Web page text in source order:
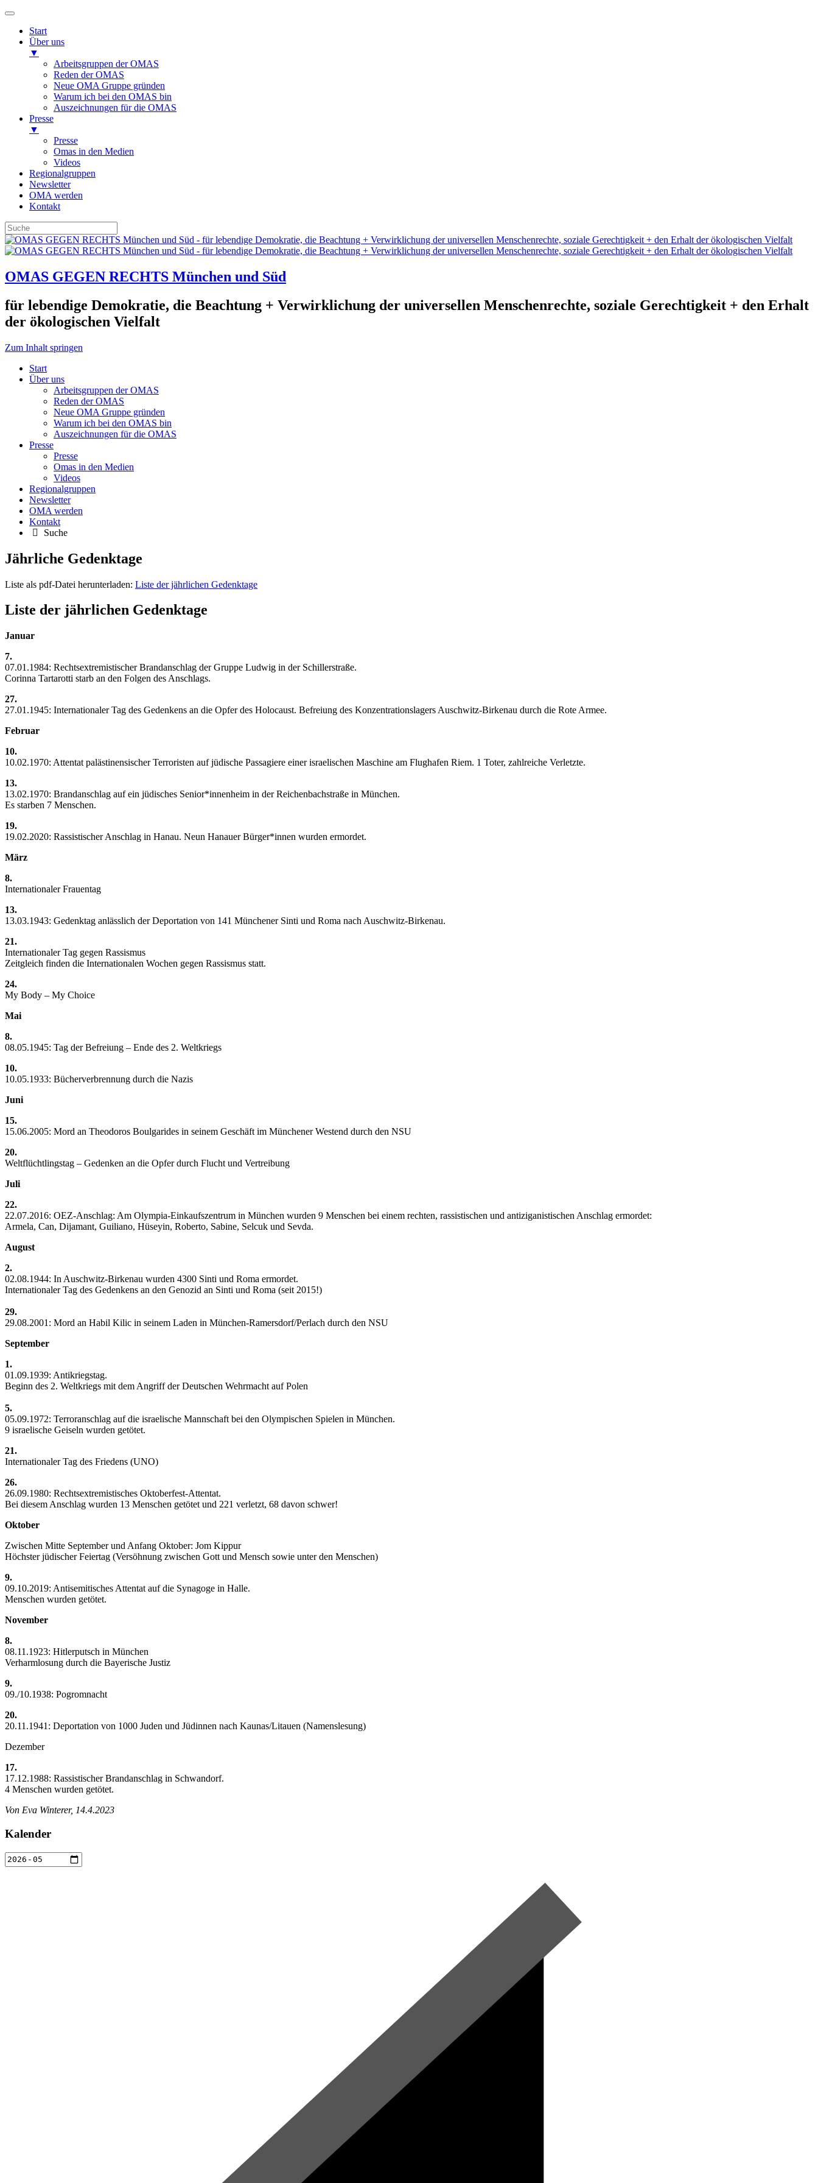
Start
Über uns
▼
Arbeitsgruppen der OMAS
Reden der OMAS
Neue OMA Gruppe gründen
Warum ich bei den OMAS bin
Auszeichnungen für die OMAS
Presse
▼
Presse
Omas in den Medien
Videos
Regionalgruppen
Newsletter
OMA werden
Kontakt
OMAS GEGEN RECHTS München und Süd
für lebendige Demokratie, die Beachtung + Verwirklichung der universellen Menschenrechte, soziale Gerechtigkeit + den Erhalt
der ökologischen Vielfalt
Zum Inhalt springen
Start
Über uns
Arbeitsgruppen der OMAS
Reden der OMAS
Neue OMA Gruppe gründen
Warum ich bei den OMAS bin
Auszeichnungen für die OMAS
Presse
Presse
Omas in den Medien
Videos
Regionalgruppen
Newsletter
OMA werden
Kontakt
Suche
Jährliche Gedenktage
Liste als pdf-Datei herunterladen: Liste der jährlichen Gedenktage
Liste der jährlichen Gedenktage
Januar
7.
07.01.1984: Rechtsextremistischer Brandanschlag der Gruppe Ludwig in der Schillerstraße.
Corinna Tartarotti starb an den Folgen des Anschlags.
27.
27.01.1945: Internationaler Tag des Gedenkens an die Opfer des Holocaust. Befreiung des Konzentrationslagers Auschwitz-Birkenau durch die Rote Armee.
Februar
10.
10.02.1970: Attentat palästinensischer Terroristen auf jüdische Passagiere einer israelischen Maschine am Flughafen Riem. 1 Toter, zahlreiche Verletzte.
13.
13.02.1970: Brandanschlag auf ein jüdisches Senior*innenheim in der Reichenbachstraße in München.
Es starben 7 Menschen.
19.
19.02.2020: Rassistischer Anschlag in Hanau. Neun Hanauer Bürger*innen wurden ermordet.
März
8.
Internationaler Frauentag
13.
13.03.1943: Gedenktag anlässlich der Deportation von 141 Münchener Sinti und Roma nach Auschwitz-Birkenau.
21.
Internationaler Tag gegen Rassismus
Zeitgleich finden die Internationalen Wochen gegen Rassismus statt.
24.
My Body – My Choice
Mai
8.
08.05.1945: Tag der Befreiung – Ende des 2. Weltkriegs
10.
10.05.1933: Bücherverbrennung durch die Nazis
Juni
15.
15.06.2005: Mord an Theodoros Boulgarides in seinem Geschäft im Münchener Westend durch den NSU
20.
Weltflüchtlingstag – Gedenken an die Opfer durch Flucht und Vertreibung
Juli
22.
22.07.2016: OEZ-Anschlag: Am Olympia-Einkaufszentrum in München wurden 9 Menschen bei einem rechten, rassistischen und antiziganistischen Anschlag ermordet:
Armela, Can, Dijamant, Guiliano, Hüseyin, Roberto, Sabine, Selcuk und Sevda.
August
2.
02.08.1944: In Auschwitz-Birkenau wurden 4300 Sinti und Roma ermordet.
Internationaler Tag des Gedenkens an den Genozid an Sinti und Roma (seit 2015!)
29.
29.08.2001: Mord an Habil Kilic in seinem Laden in München-Ramersdorf/Perlach durch den NSU
September
1.
01.09.1939: Antikriegstag.
Beginn des 2. Weltkriegs mit dem Angriff der Deutschen Wehrmacht auf Polen
5.
05.09.1972: Terroranschlag auf die israelische Mannschaft bei den Olympischen Spielen in München.
9 israelische Geiseln wurden getötet.
21.
Internationaler Tag des Friedens (UNO)
26.
26.09.1980: Rechtsextremistisches Oktoberfest-Attentat.
Bei diesem Anschlag wurden 13 Menschen getötet und 221 verletzt, 68 davon schwer!
Oktober
Zwischen Mitte September und Anfang Oktober: Jom Kippur
Höchster jüdischer Feiertag (Versöhnung zwischen Gott und Mensch sowie unter den Menschen)
9.
09.10.2019: Antisemitisches Attentat auf die Synagoge in Halle.
Menschen wurden getötet.
November
8.
08.11.1923: Hitlerputsch in München
Verharmlosung durch die Bayerische Justiz
9.
09./10.1938: Pogromnacht
20.
20.11.1941: Deportation von 1000 Juden und Jüdinnen nach Kaunas/Litauen (Namenslesung)
Dezember
17.
17.12.1988: Rassistischer Brandanschlag in Schwandorf.
4 Menschen wurden getötet.
Von Eva Winterer, 14.4.2023
Kalender